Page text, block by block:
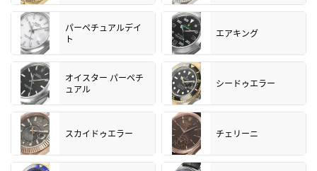
パーペチュアルデイ
ト
エアキング
オイスター パーペチ
ュアル
シードゥエラー
スカイドゥエラー チェリーニ